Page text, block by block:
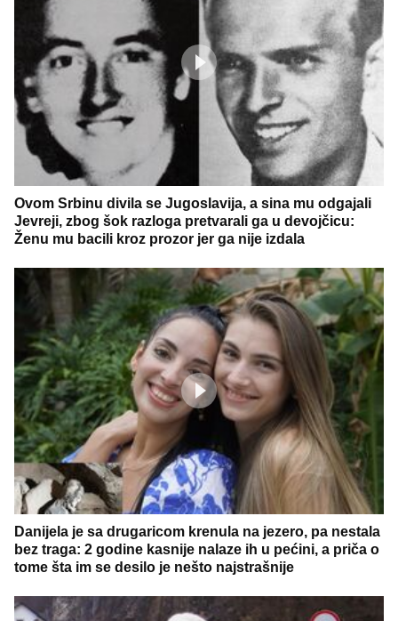
Ovom Srbinu divila se Jugoslavija, a sina mu odgajali
Jevreji, zbog šok razloga pretvarali ga u devojčicu:
Ženu mu bacili kroz prozor jer ga nije izdala
Danijela je sa drugaricom krenula na jezero, pa nestala
bez traga: 2 godine kasnije nalaze ih u pećini, a priča o
tome šta im se desilo je nešto najstrašnije